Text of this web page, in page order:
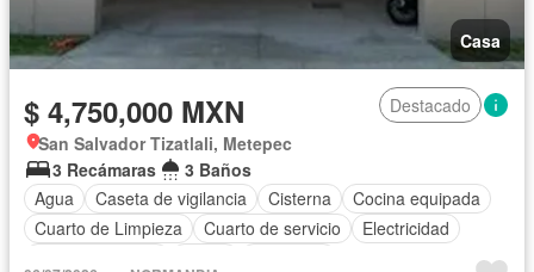
Casa
$ 4,750,000 MXN
Destacado
San Salvador Tizatlali, Metepec
3 Recámaras
3 Baños
Agua
Caseta de vigilancia Cisterna
Cocina equipada
Cuarto de Limpieza
Cuarto de servicio
Electricidad